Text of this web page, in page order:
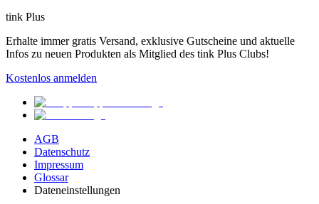
tink Plus
Erhalte immer gratis Versand, exklusive Gutscheine und aktuelle
Infos zu neuen Produkten als Mitglied des tink Plus Clubs!
Kostenlos anmelden
AGB
Datenschutz
Impressum
Glossar
Dateneinstellungen